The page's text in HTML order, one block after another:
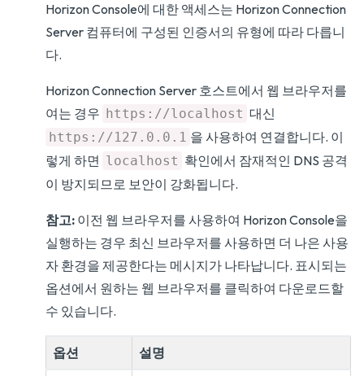
Horizon Console에 대한 액세스는 Horizon Connection
Server 컴퓨터에 구성된 인증서의 유형에 따라 다릅니
다.
Horizon Connection Server 호스트에서 웹 브라우저를
여는 경우 https://localhost 대신
https://127.0.0.1 을 사용하여 연결합니다. 이
렇게 하면 localhost 확인에서 잠재적인 DNS 공격
이 방지되므로 보안이 강화됩니다.
참고: 이전 웹 브라우저를 사용하여 Horizon Console을
실행하는 경우 최신 브라우저를 사용하면 더 나은 사용
자 환경을 제공한다는 메시지가 나타납니다. 표시되는
옵션에서 원하는 웹 브라우저를 클릭하여 다운로드할
수 있습니다.
옵션 설명